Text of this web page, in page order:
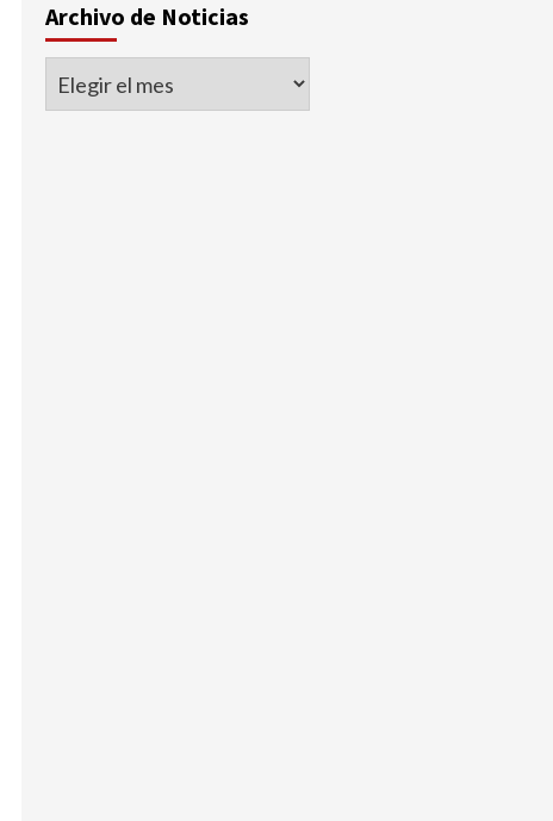
Archivo de Noticias
Archivo